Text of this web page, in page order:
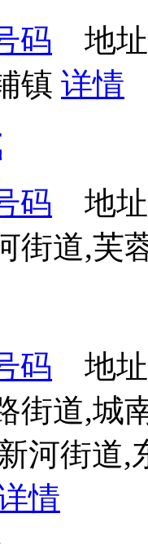
码 地址
镇 详情
码 地址
街道,芙
码 地址
街道,城
河街道,
情